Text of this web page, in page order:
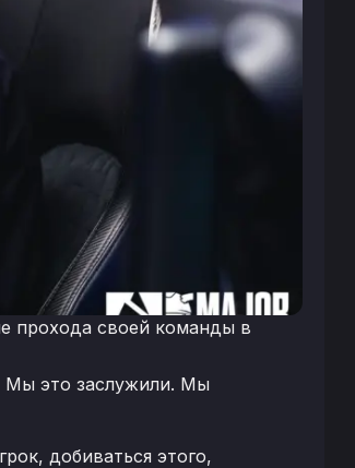
прохода своей команды в
Мы это заслужили. Мы
добиваться этого,